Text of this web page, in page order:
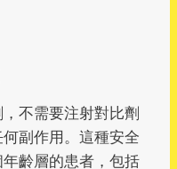
不需要注射對比劑
副作用。這種安全
齡層的患者，包括